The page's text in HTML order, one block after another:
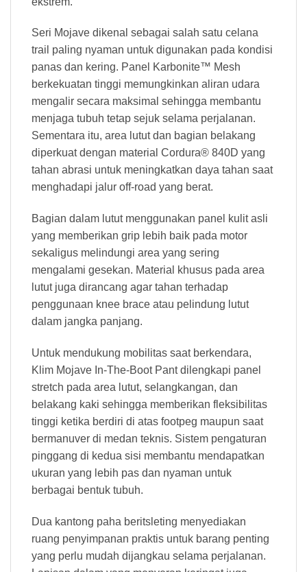
Seri Mojave dikenal sebagai salah satu celana
trail paling nyaman untuk digunakan pada kondisi
panas dan kering. Panel Karbonite™ Mesh
berkekuatan tinggi memungkinkan aliran udara
mengalir secara maksimal sehingga membantu
menjaga tubuh tetap sejuk selama perjalanan.
Sementara itu, area lutut dan bagian belakang
diperkuat dengan material Cordura® 840D yang
tahan abrasi untuk meningkatkan daya tahan saat
menghadapi jalur off-road yang berat.
Bagian dalam lutut menggunakan panel kulit asli
yang memberikan grip lebih baik pada motor
sekaligus melindungi area yang sering
mengalami gesekan. Material khusus pada area
lutut juga dirancang agar tahan terhadap
penggunaan knee brace atau pelindung lutut
dalam jangka panjang.
Untuk mendukung mobilitas saat berkendara,
Klim Mojave In-The-Boot Pant dilengkapi panel
stretch pada area lutut, selangkangan, dan
belakang kaki sehingga memberikan fleksibilitas
tinggi ketika berdiri di atas footpeg maupun saat
bermanuver di medan teknis. Sistem pengaturan
pinggang di kedua sisi membantu mendapatkan
ukuran yang lebih pas dan nyaman untuk
berbagai bentuk tubuh.
Dua kantong paha beritsleting menyediakan
ruang penyimpanan praktis untuk barang penting
yang perlu mudah dijangkau selama perjalanan.